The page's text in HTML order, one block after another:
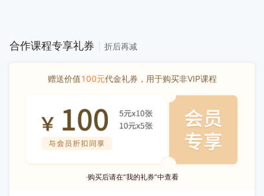
合作课程专享礼券 折后再减
赠送价值100元代金礼券，用于购买非VIP课程
·购买后请在“我的礼券”中查看